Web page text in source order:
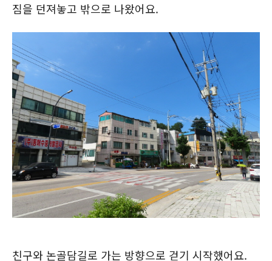
짐을 던져놓고 밖으로 나왔어요.
친구와 논골담길로 가는 방향으로 걷기 시작했어요.